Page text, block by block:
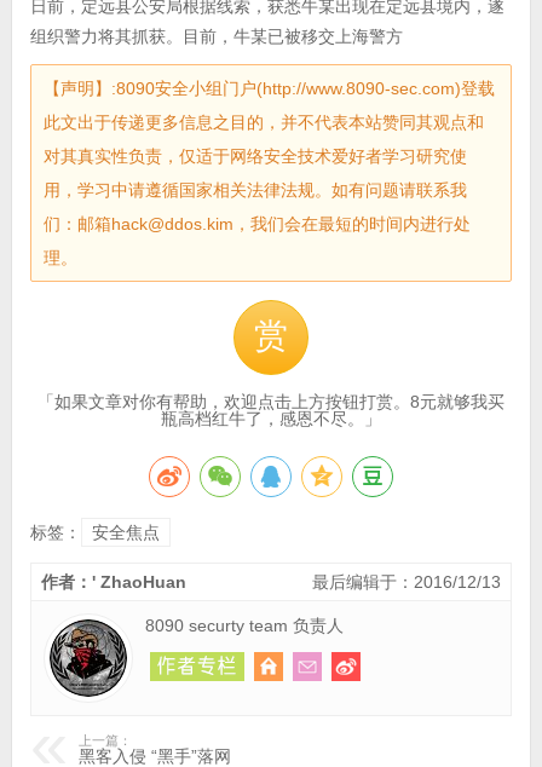
日前，定远县公安局根据线索，获悉牛某出现在定远县境内，遂
组织警力将其抓获。目前，牛某已被移交上海警方
【声明】:8090安全小组门户(http://www.8090-sec.com)登载
此文出于传递更多信息之目的，并不代表本站赞同其观点和
对其真实性负责，仅适于网络安全技术爱好者学习研究使
用，学习中请遵循国家相关法律法规。如有问题请联系我
们：邮箱hack@ddos.kim，我们会在最短的时间内进行处
理。
赏
「如果文章对你有帮助，欢迎点击上方按钮打赏。8元就够我买
瓶高档红牛了，感恩不尽。」
标签： 安全焦点
最后编辑于：2016/12/13
作者：' ZhaoHuan
8090 securty team 负责人
上一篇：
黑客入侵 “黑手”落网